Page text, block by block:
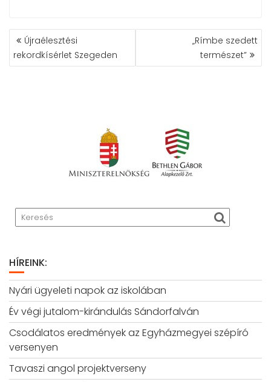
BEJEGYZÉS
NAVIGÁCIÓ
Újraélesztési
rekordkísérlet Szegeden
„Rímbe szedett
természet”
HÍREINK:
Nyári ügyeleti napok az iskolában
Év végi jutalom-kirándulás Sándorfalván
Csodálatos eredmények az Egyházmegyei szépíró
versenyen
Tavaszi angol projektverseny